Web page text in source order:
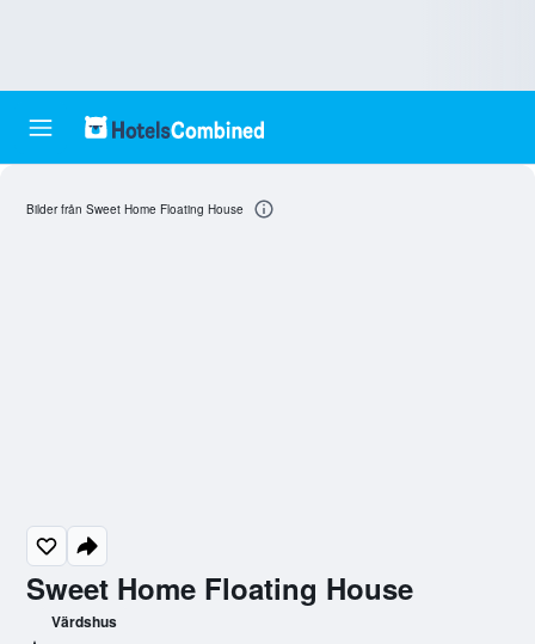
Sweet Home Floating House
Värdshus
Bilder från Sweet Home Floating House